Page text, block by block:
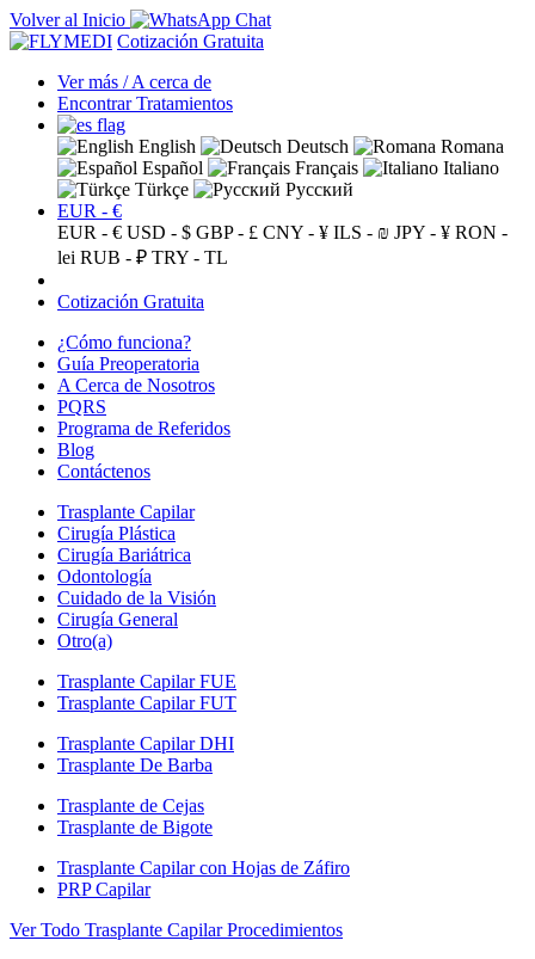
Volver al Inicio
Cotización Gratuita
Ver más / A cerca de
Encontrar Tratamientos
English Deutsch
Romana
Español
Français
Italiano
Türkçe
Русский
EUR - €
EUR - € USD - $ GBP - £ CNY - ¥ ILS - ₪ JPY - ¥ RON -
lei RUB - ₽ TRY - TL
Cotización Gratuita
¿Cómo funciona?
Guía Preoperatoria
A Cerca de Nosotros
PQRS
Programa de Referidos
Blog
Contáctenos
Trasplante Capilar
Cirugía Plástica
Cirugía Bariátrica
Odontología
Cuidado de la Visión
Cirugía General
Otro(a)
Trasplante Capilar FUE
Trasplante Capilar FUT
Trasplante Capilar DHI
Trasplante De Barba
Trasplante de Cejas
Trasplante de Bigote
Trasplante Capilar con Hojas de Záfiro
PRP Capilar
Ver Todo Trasplante Capilar Procedimientos